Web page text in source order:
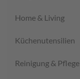
Home & Living
Küchenutensilien
Reinigung & Pflege